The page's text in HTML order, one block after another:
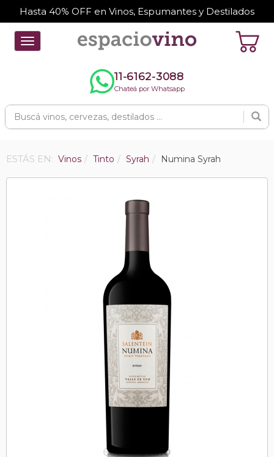
Hasta 40% OFF en Vinos, Espumantes y Destilados
Toggle
navigation
11-6162-3088
Chateá por Whatsapp
ESTÁS EN: Vinos Tinto Syrah Numina Syrah